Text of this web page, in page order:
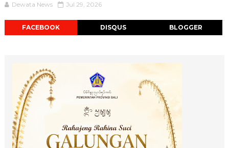
Dewata News Jul 29, 2026
FACEBOOK DISQUS BLOGGER